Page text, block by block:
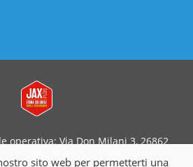
operativa: Via Don Milani 3, 26862
(LO) - Tel. +39 0377 400941
sito web per permetterti una